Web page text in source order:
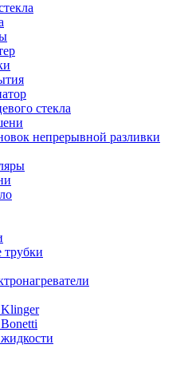
стекла
непрерывной разливки
трубки
Klinger